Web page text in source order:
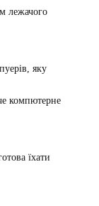
лежачого
яку
компютерне
їхати